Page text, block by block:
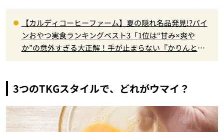
【カルディコーヒーファーム】夏の隠れ名品発見!?パイ
ンおやつ実食ランキングベスト3「1位は“甘み×爽や
か”の意外すぎる大正解！手が止まらない『かりんと
3つのTKGスタイルで、どれがウマイ？